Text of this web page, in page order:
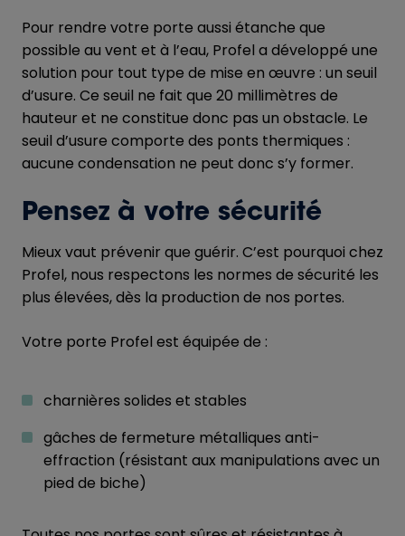
Pour rendre votre porte aussi étanche que
possible au vent et à l’eau, Profel a développé une
solution pour tout type de mise en œuvre : un seuil
d’usure. Ce seuil ne fait que 20 millimètres de
hauteur et ne constitue donc pas un obstacle. Le
seuil d’usure comporte des ponts thermiques :
aucune condensation ne peut donc s’y former.
Pensez à votre sécurité
Mieux vaut prévenir que guérir. C’est pourquoi chez
Profel, nous respectons les normes de sécurité les
plus élevées, dès la production de nos portes.
Votre porte Profel est équipée de :
charnières solides et stables
gâches de fermeture métalliques anti-
effraction (résistant aux manipulations avec un
pied de biche)